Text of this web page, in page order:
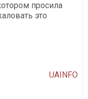
просила
это
UAINFO